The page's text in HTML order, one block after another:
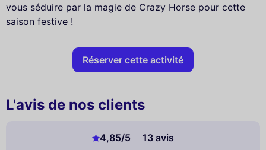
vous séduire par la magie de Crazy Horse pour cette
saison festive !
Réserver cette activité
L'avis de nos clients
4,85/5
13 avis